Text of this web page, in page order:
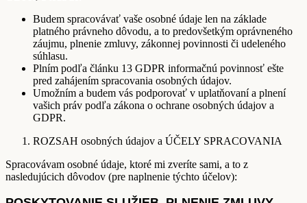
Budem spracovávať vaše osobné údaje len na základe
platného právneho dôvodu, a to predovšetkým oprávneného
záujmu, plnenie zmluvy, zákonnej povinnosti či udeleného
súhlasu.
Plním podľa článku 13 GDPR informačnú povinnosť ešte
pred zahájením spracovania osobných údajov.
Umožním a budem vás podporovať v uplatňovaní a plnení
vašich práv podľa zákona o ochrane osobných údajov a
GDPR.
ROZSAH osobných údajov a ÚČELY SPRACOVANIA
Spracovávam osobné údaje, ktoré mi zveríte sami, a to z
nasledujúcich dôvodov (pre naplnenie týchto účelov):